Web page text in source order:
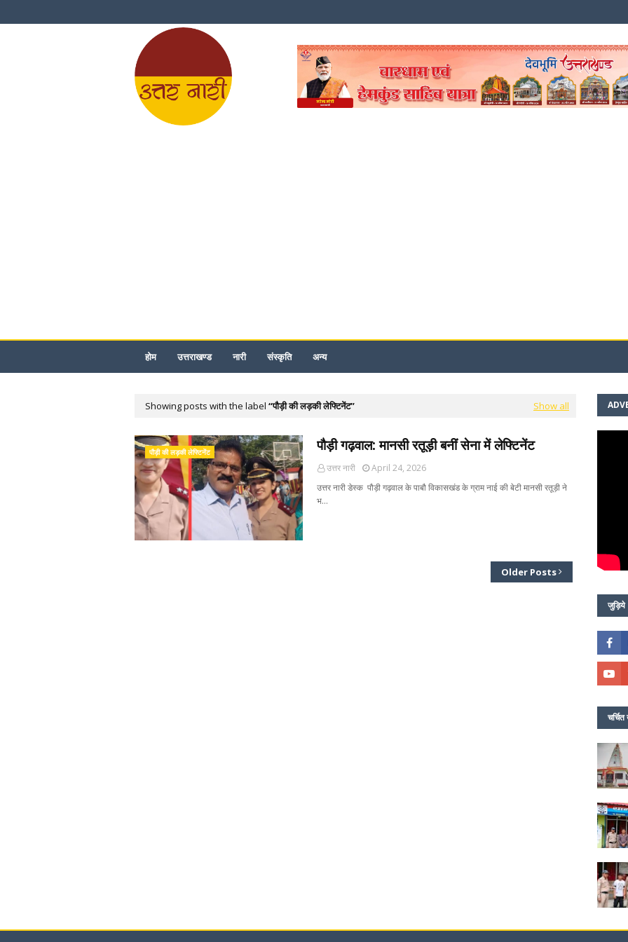
होम उत्तराखण्ड नारी संस्कृति अन्य
Showing posts with the label पौड़ी की लड़की लेफ्टिनेंट Show all
पौड़ी की लड़की लेफ्टिनेंट पौड़ी गढ़वाल: मानसी रतूड़ी बनीं सेना में लेफ्टिनेंट
उत्तर नारी
April 24, 2026
उत्तर नारी डेस्क पौड़ी गढ़वाल के पाबौ विकासखंड के ग्राम नाई की बेटी मानसी रतूड़ी ने
भ…
Older Posts
जुड़िये